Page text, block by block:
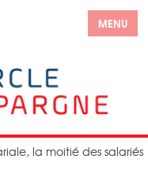
MENU
la moitié des salariés